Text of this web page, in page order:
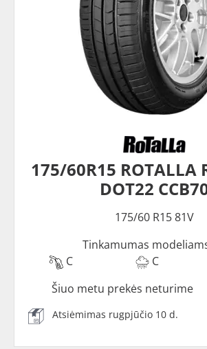
175/60R15 ROTALLA
DOT22
175/60 R15 81V
Tinkamumas
C
C
Šiuo metu prekės neturime
Atsiėmimas rugpjūčio 10 d.